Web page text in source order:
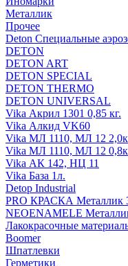
Металлик
Прочее
Deton Специальные
DETON
DETON ART
DETON SPECIAL
DETON THERMO
DETON UNIVERSAL
Vika Акрил 1301 0,85 кг.
Vika Алкид VK60
Vika МЛ 1110, МЛ 12
Vika МЛ 1110, МЛ 12
Vika АК 142, НЦ 11
Vika База 1л.
Detop Industrial
PRO КРАСКА Металлик
NEOENAMELE
Лакокрасочные
Boomer
Шпатлевки
Герметики